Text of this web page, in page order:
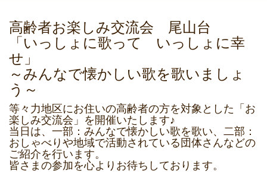
高齢者お楽しみ交流会 尾山台
「いっしょに歌って いっしょに幸
せ」
～みんなで懐かしい歌を歌いましょ
う～
等々力地区にお住いの高齢者の方を対象とした「お
楽しみ交流会」を開催いたします♪
当日は、一部：みんなで懐かしい歌を歌い、二部：
おしゃべりや地域で活動されている団体さんなどの
ご紹介を行います。
皆さまの参加を心よりお待ちしております。